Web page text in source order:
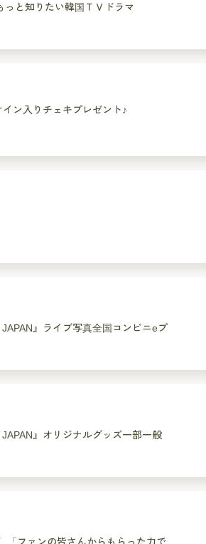
っと知りたい韓国ＴＶドラマ
ン入りチェキプレゼント♪
』ライブ写真全国コンビニeプ
』オリジナルグッズ一部一般
「ファンの皆さんからもらった力で